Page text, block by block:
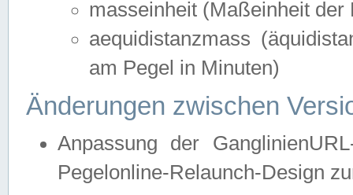
masseinheit (Maßeinheit der
aequidistanzmass
am Pegel in Minuten)
Änderungen zwischen
Anpassung der
Pegelonline-Relaunch-Design